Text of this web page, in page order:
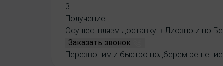
3
Получение
Осуществляем доставку в Лиозно и по
Заказать звонок
Перезвоним и быстро подберем